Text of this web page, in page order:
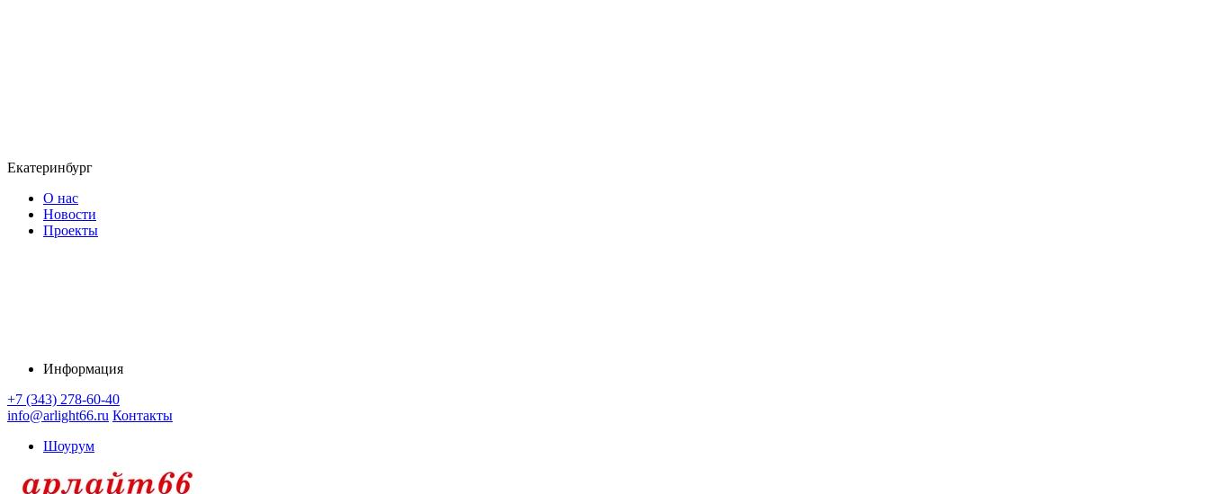
Екатеринбург
О нас
Новости
Проекты
Информация
+7 (343) 278-60-40
info@arlight66.ru Контакты
Шоурум